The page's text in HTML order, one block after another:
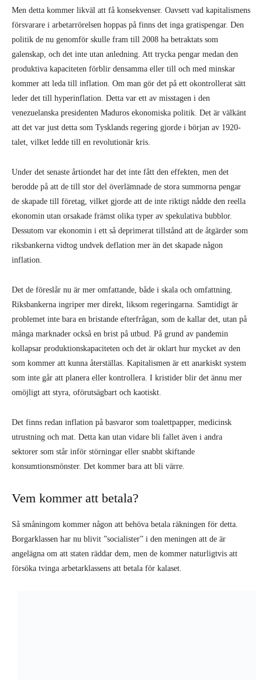
Men detta kommer likväl att få konsekvenser. Oavsett vad kapitalismens
försvarare i arbetarrörelsen hoppas på finns det inga gratispengar. Den
politik de nu genomför skulle fram till 2008 ha betraktats som
galenskap, och det inte utan anledning. Att trycka pengar medan den
produktiva kapaciteten förblir densamma eller till och med minskar
kommer att leda till inflation. Om man gör det på ett okontrollerat sätt
leder det till hyperinflation. Detta var ett av misstagen i den
venezuelanska presidenten Maduros ekonomiska politik. Det är välkänt
att det var just detta som Tysklands regering gjorde i början av 1920-
talet, vilket ledde till en revolutionär kris.
Under det senaste årtiondet har det inte fått den effekten, men det
berodde på att de till stor del överlämnade de stora summorna pengar
de skapade till företag, vilket gjorde att de inte riktigt nådde den reella
ekonomin utan orsakade främst olika typer av spekulativa bubblor.
Dessutom var ekonomin i ett så deprimerat tillstånd att de åtgärder som
riksbankerna vidtog undvek deflation mer än det skapade någon
inflation.
Det de föreslår nu är mer omfattande, både i skala och omfattning.
Riksbankerna ingriper mer direkt, liksom regeringarna. Samtidigt är
problemet inte bara en bristande efterfrågan, som de kallar det, utan på
många marknader också en brist på utbud. På grund av pandemin
kollapsar produktionskapaciteten och det är oklart hur mycket av den
som kommer att kunna återställas. Kapitalismen är ett anarkiskt system
som inte går att planera eller kontrollera. I kristider blir det ännu mer
omöjligt att styra, oförutsägbart och kaotiskt.
Det finns redan inflation på basvaror som toalettpapper, medicinsk
utrustning och mat. Detta kan utan vidare bli fallet även i andra
sektorer som står inför störningar eller snabbt skiftande
konsumtionsmönster. Det kommer bara att bli värre.
Vem kommer att betala?
Så småningom kommer någon att behöva betala räkningen för detta.
Borgarklassen har nu blivit ”socialister” i den meningen att de är
angelägna om att staten räddar dem, men de kommer naturligtvis att
försöka tvinga arbetarklassens att betala för kalaset.